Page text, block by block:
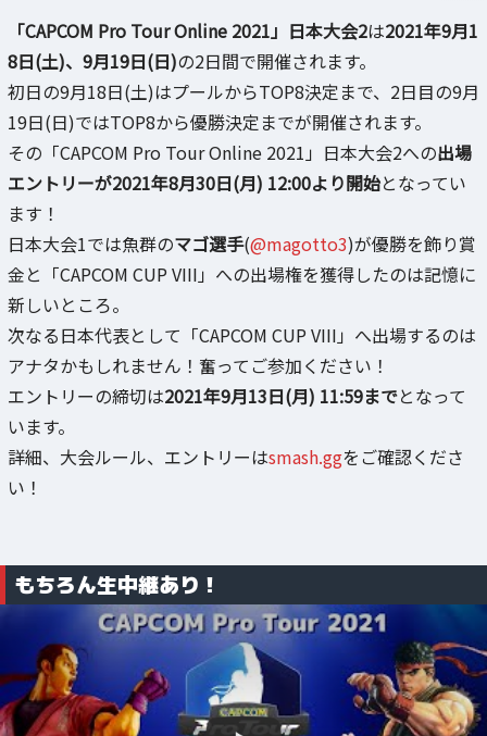
「CAPCOM Pro Tour Online 2021」日本大会2は2021年9月1
8日(土)、9月19日(日)の2日間で開催されます。
初日の9月18日(土)はプールからTOP8決定まで、2日目の9月
19日(日)ではTOP8から優勝決定までが開催されます。
その「CAPCOM Pro Tour Online 2021」日本大会2への出場
エントリーが2021年8月30日(月) 12:00より開始となってい
ます！
日本大会1では魚群のマゴ選手(@magotto3)が優勝を飾り賞
金と「CAPCOM CUP VIII」への出場権を獲得したのは記憶に
新しいところ。
次なる日本代表として「CAPCOM CUP VIII」へ出場するのは
アナタかもしれません！奮ってご参加ください！
エントリーの締切は2021年9月13日(月) 11:59までとなって
います。
詳細、大会ルール、エントリーはsmash.ggをご確認くださ
い！
もちろん生中継あり！